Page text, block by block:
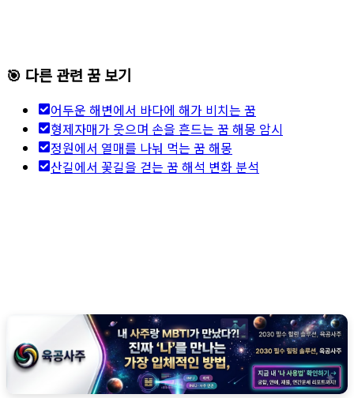
🎯 다른 관련 꿈 보기
어두운 해변에서 바다에 해가 비치는 꿈
형제자매가 웃으며 손을 흔드는 꿈 해몽 암시
정원에서 열매를 나눠 먹는 꿈 해몽
산길에서 꽃길을 걷는 꿈 해석 변화 분석